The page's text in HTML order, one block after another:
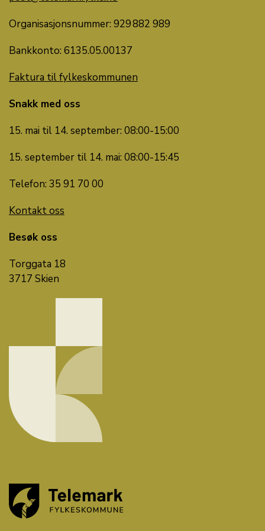
Organisasjonsnummer: 929 882 989
Bankkonto: 6135.05.00137
Faktura til fylkeskommunen
Snakk med oss
15. mai til 14. september: 08:00-15:00
15. september til 14. mai: 08:00-15:45
Telefon: 35 91 70 00
Kontakt oss
Besøk oss
Torggata 18
3717 Skien